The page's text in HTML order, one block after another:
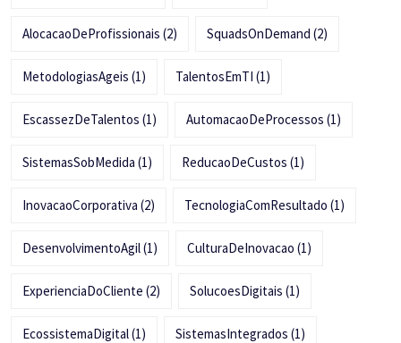
AlocacaoDeProfissionais (2) SquadsOnDemand (2)
MetodologiasAgeis (1) TalentosEmTI (1)
EscassezDeTalentos (1) AutomacaoDeProcessos (1)
SistemasSobMedida (1) ReducaoDeCustos (1)
InovacaoCorporativa (2) TecnologiaComResultado (1)
DesenvolvimentoAgil(1) CulturaDeInovacao (1)
ExperienciaDoCliente (2) SolucoesDigitais (1)
EcossistemaDigital(1) SistemasIntegrados (1)